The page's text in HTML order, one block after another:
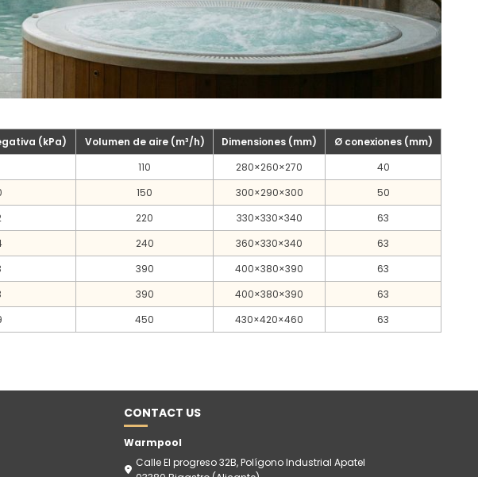
(kPa) Volumen de aire (m³/h) Dimensiones (mm)
Ø conexiones (mm)
110 280×260×270
40
150 300×290×300
50
220 330×330×340
63
240 360×330×340
63
390 400×380×390
63
390 400×380×390
63
450 430×420×460 63
CONTACT US
Warmpool
Calle El progreso 32B, Polígono Industrial Apatel